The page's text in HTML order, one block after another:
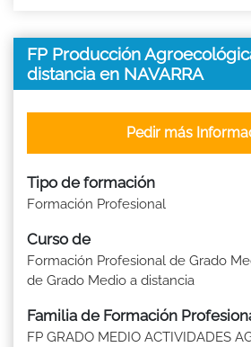
FP Producción
distancia en NAVARRA
Tipo de formación
Formación Profesional
Curso de
Formación Profesional de Grado
de Grado Medio a distancia
Familia de Formación
FP GRADO MEDIO ACTIVIDADES
Pedir más